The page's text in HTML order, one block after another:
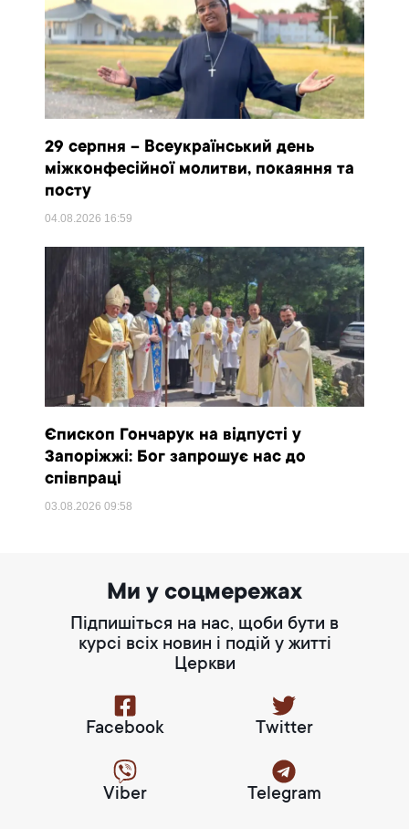
29 серпня – Всеукраїнський день
міжконфесійної молитви, покаяння та
посту
04.08.2026 16:59
Єпископ Гончарук на відпусті у
Запоріжжі: Бог запрошує нас до
співпраці
03.08.202609:58
Ми у соцмережах
Підпишіться на нас, щоби бути в
курсі всіх новин і подій у житті
Церкви
Facebook Twitter
Viber Telegram